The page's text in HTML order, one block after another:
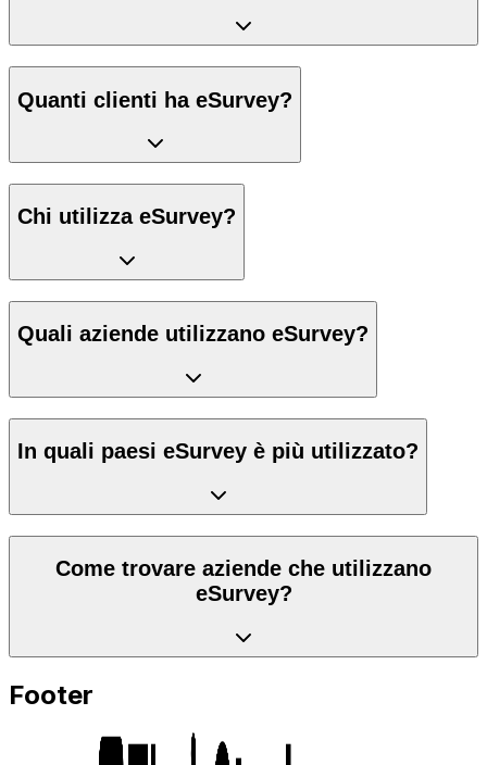
Quanti clienti ha eSurvey?
Chi utilizza eSurvey?
Quali aziende utilizzano eSurvey?
In quali paesi eSurvey è più utilizzato?
Come trovare aziende che utilizzano
eSurvey?
Footer